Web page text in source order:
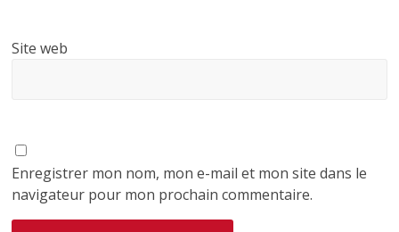
Site web
Enregistrer mon nom, mon e-mail et mon site dans le
navigateur pour mon prochain commentaire.